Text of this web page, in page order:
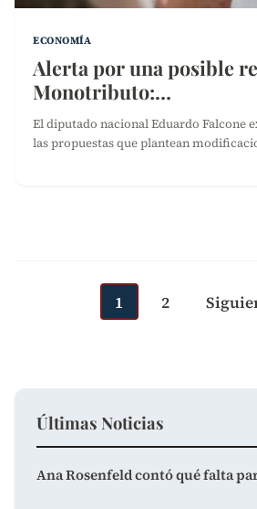
ECONOMÍA
Alerta por una posible
Monotributo:…
El diputado nacional Eduardo Falcone
las propuestas que plantean
1 2
Últimas Noticias
Ana Rosenfeld contó qué falta